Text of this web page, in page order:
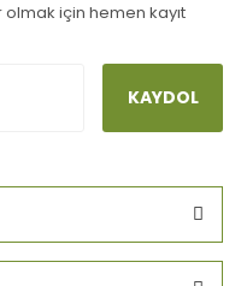
için hemen kayıt
KAYDOL